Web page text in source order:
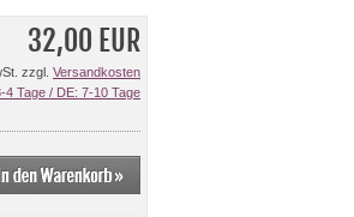
32,00 EUR
zzgl. Versandkosten
4 Tage / DE: 7-10 Tage